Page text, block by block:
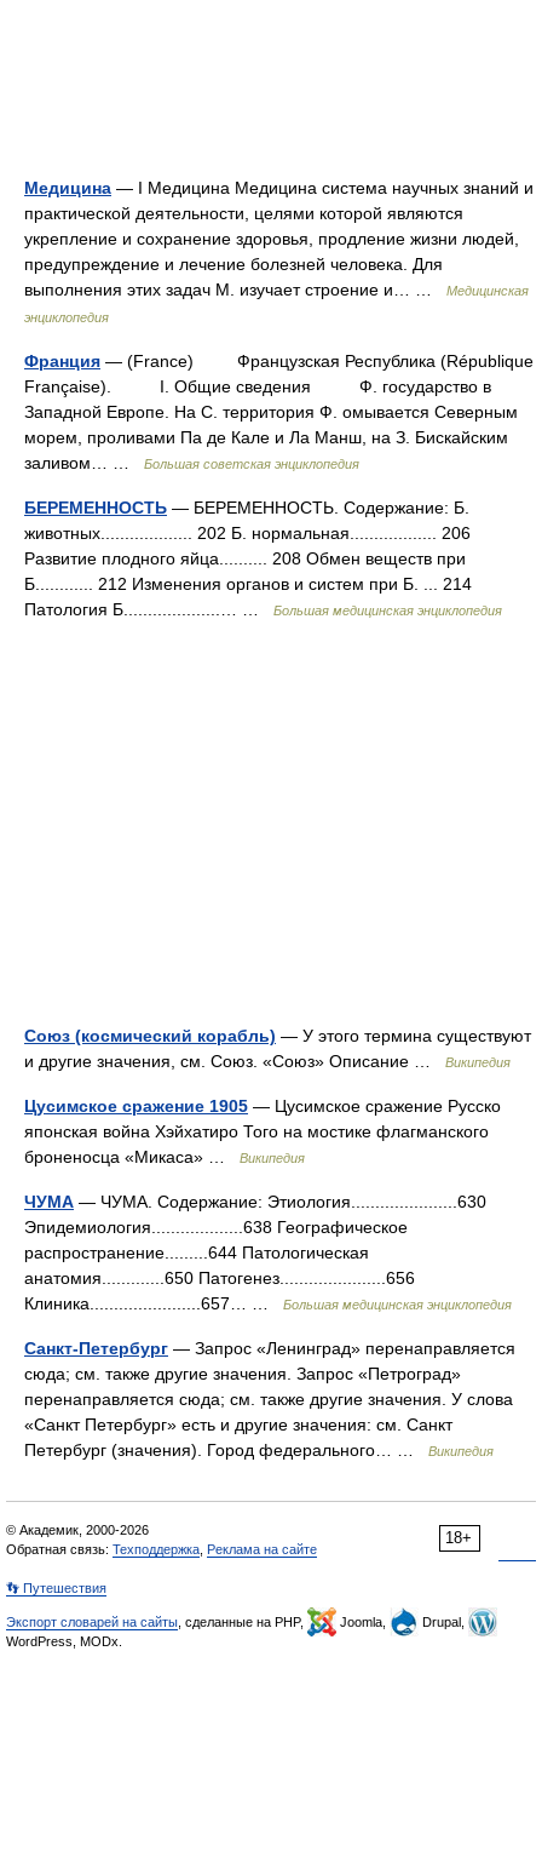
Медицина — I Медицина Медицина система научных знаний и
практической деятельности, целями которой являются
укрепление и сохранение здоровья, продление жизни людей,
предупреждение и лечение болезней человека. Для
выполнения этих задач М. изучает строение и… …
Медицинская
энциклопедия
Франция — (France) Французская Республика (République
Française). I. Общие сведения Ф. государство в
Западной Европе. На С. территория Ф. омывается Северным
морем, проливами Па де Кале и Ла Манш, на З. Бискайским
заливом… …
Большая советская энциклопедия
БЕРЕМЕННОСТЬ — БЕРЕМЕННОСТЬ. Содержание: Б.
животных................... 202 Б. нормальная.................. 206
Развитие плодного яйца.......... 208 Обмен веществ при
Б............ 212 Изменения органов и систем при Б. ... 214
Патология Б....................… …
Большая медицинская энциклопедия
Союз (космический корабль) — У этого термина существуют
и другие значения, см. Союз. «Союз» Описание …
Википедия
Цусимское сражение 1905 — Цусимское сражение Русско
японская война Хэйхатиро Того на мостике флагманского
броненосца «Микаса» …
Википедия
ЧУМА — ЧУМА. Содержание: Этиология......................630
Эпидемиология...................638 Географическое
распространение.........644 Патологическая
анатомия.............650 Патогенез......................656
Клиника.......................657… …
Большая медицинская энциклопедия
Санкт-Петербург — Запрос «Ленинград» перенаправляется
сюда; см. также другие значения. Запрос «Петроград»
перенаправляется сюда; см. также другие значения. У слова
«Санкт Петербург» есть и другие значения: см. Санкт
Петербург (значения). Город федерального… …
Википедия
18+
© Академик, 2000-2026
Обратная связь: Техподдержка Реклама на сайте
👣 Путешествия
Экспорт словарей на сайты , сделанные на PHP, Joomla,
Drupal,
WordPress, MODx.